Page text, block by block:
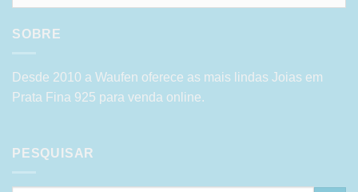
SOBRE
Desde 2010 a Waufen oferece as mais lindas Joias em
Prata Fina 925 para venda online.
PESQUISAR